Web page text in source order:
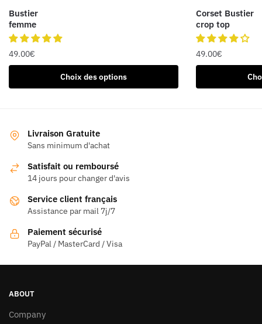
Bustier
femme
49.00€
Choix des options
produit
variations.
Les
peuvent
choisies
la
page
Corset Bustier
crop top
49.00€
produit
Livraison Gratuite
Sans minimum d'achat
Satisfait ou remboursé
14 jours pour changer d'avis
Service client français
Assistance par mail 7j/7
Paiement sécurisé
PayPal / MasterCard / Visa
ABOUT
Company